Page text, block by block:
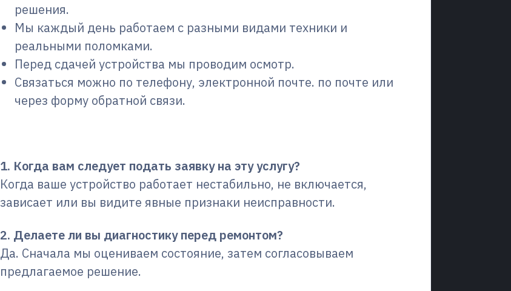
решения.
Мы каждый день работаем с разными видами техники и
реальными поломками.
Перед сдачей устройства мы проводим осмотр.
Связаться можно по телефону, электронной почте. по почте или
через форму обратной связи.
1. Когда вам следует подать заявку на эту услугу?
Когда ваше устройство работает нестабильно, не включается,
зависает или вы видите явные признаки неисправности.
2. Делаете ли вы диагностику перед ремонтом?
Да. Сначала мы оцениваем состояние, затем согласовываем
предлагаемое решение.